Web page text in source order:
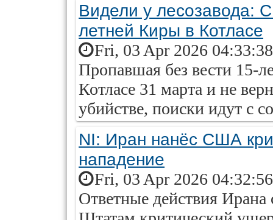
Видели у лесозавода:
летней Киры в Котласе
Fri, 03 Apr 2026
Пропавшая без вести 15-
Котласе 31 марта и не
убийстве, поиски идут с
NI: Иран нанёс США
нападение
Fri, 03 Apr 2026
Ответные действия